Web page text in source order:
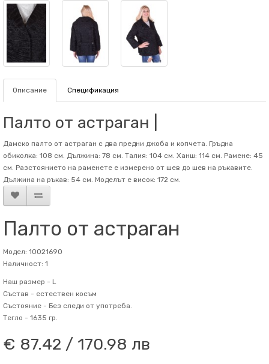
Описание Спецификация
Палто от астраган |
Дамско палто от астраган с два предни джоба и копчета. Гръдна
обиколка: 108 см. Дължина: 78 см. Талия: 104 см. Ханш: 114 см. Рамене: 45
см. Разстоянието на раменете е измерено от шев до шев на ръкавите.
Дължина на ръкав: 54 см. Mоделът е висок: 172 см.
Палто от астраган
Модел: 10021690
Наличност: 1
Наш размер - L
Състав - естествен косъм
Състояние - Без следи от употреба.
Тегло - 1635 гр.
€ 87.42 / 170.98 лв